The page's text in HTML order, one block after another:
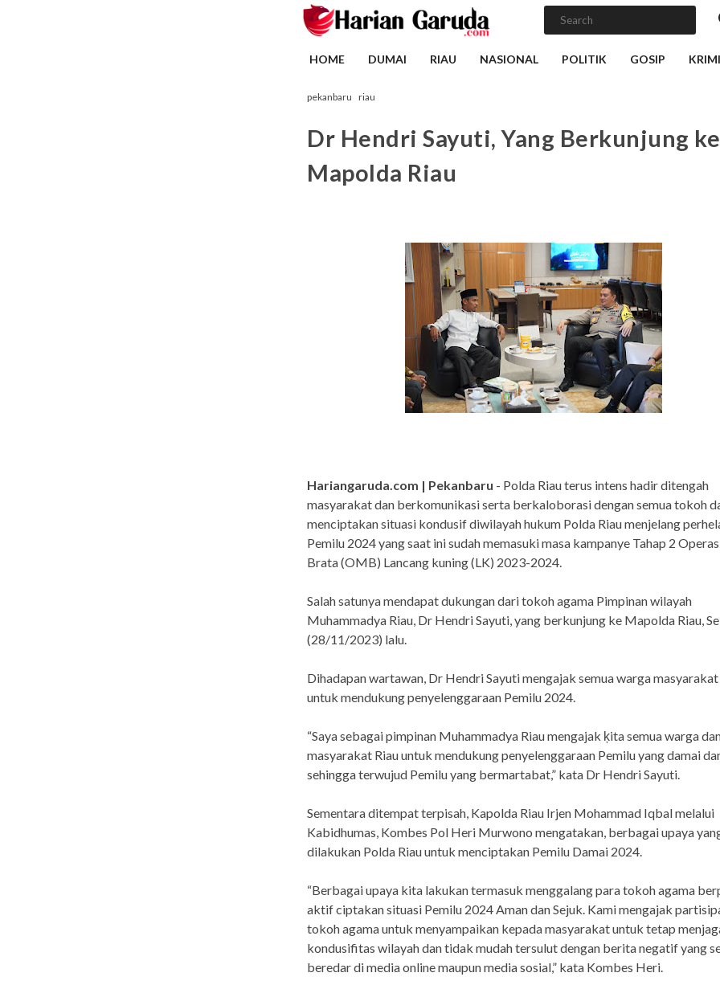
HOME DUMAI RIAU NASIONAL POLITIK GOSIP
pekanbaru riau
Dr Hendri Sayuti, Yang Berkunjung ke
Mapolda Riau
Hariangaruda.com | Pekanbaru - Polda Riau terus intens hadir ditengah
masyarakat dan berkomunikasi serta berkaloborasi dengan semua tokoh
menciptakan situasi kondusif diwilayah hukum Polda Riau menjelang
Pemilu 2024 yang saat ini sudah memasuki masa kampanye Tahap 2
Brata (OMB) Lancang kuning (LK) 2023-2024.
Salah satunya mendapat dukungan dari tokoh agama Pimpinan wilayah
Muhammadya Riau, Dr Hendri Sayuti, yang berkunjung ke Mapolda Riau,
(28/11/2023) lalu.
Dihadapan wartawan, Dr Hendri Sayuti mengajak semua warga masyarakat
untuk mendukung penyelenggaraan Pemilu 2024.
“Saya sebagai pimpinan Muhammadya Riau mengajak ķita semua warga
masyarakat Riau untuk mendukung penyelenggaraan Pemilu yang damai
sehingga terwujud Pemilu yang bermartabat,” kata Dr Hendri Sayuti.
Sementara ditempat terpisah, Kapolda Riau Irjen Mohammad Iqbal melalui
Kabidhumas, Kombes Pol Heri Murwono mengatakan, berbagai upaya
dilakukan Polda Riau untuk menciptakan Pemilu Damai 2024.
“Berbagai upaya kita lakukan termasuk menggalang para tokoh agama
aktif ciptakan situasi Pemilu 2024 Aman dan Sejuk. Kami mengajak
tokoh agama untuk menyampaikan kepada masyarakat untuk tetap
kondusifitas wilayah dan tidak mudah tersulut dengan berita negatif yang
beredar di media online maupun media sosial,” kata Kombes Heri.